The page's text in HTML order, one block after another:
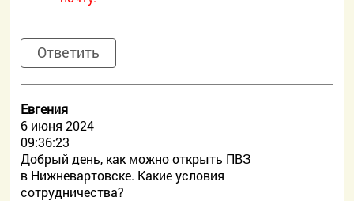
Ответить
Евгения
6 июня 2024
09:36:23
Добрый день, как можно открыть ПВЗ
в Нижневартовске. Какие условия
сотрудничества?